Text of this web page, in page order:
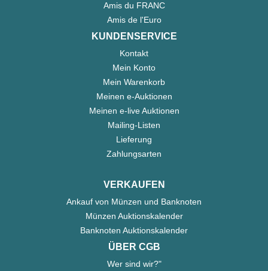
Amis du FRANC
Amis de l'Euro
KUNDENSERVICE
Kontakt
Mein Konto
Mein Warenkorb
Meinen e-Auktionen
Meinen e-live Auktionen
Mailing-Listen
Lieferung
Zahlungsarten
VERKAUFEN
Ankauf von Münzen und Banknoten
Münzen Auktionskalender
Banknoten Auktionskalender
ÜBER CGB
Wer sind wir?"